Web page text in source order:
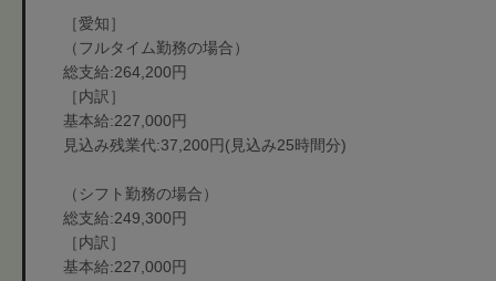
［愛知］
（フルタイム勤務の場合）
総支給:264,200円
［内訳］
基本給:227,000円
見込み残業代:37,200円(見込み25時間分)
（シフト勤務の場合）
総支給:249,300円
［内訳］
基本給:227,000円